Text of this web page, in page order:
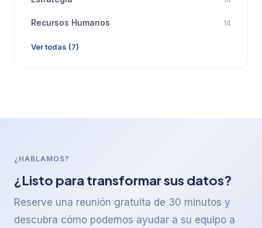
Recursos Humanos 14
Ver todas (7)
¿HABLAMOS?
¿Listo para transformar sus datos?
Reserve una reunión gratuita de 30 minutos y
descubra cómo podemos ayudar a su equipo a